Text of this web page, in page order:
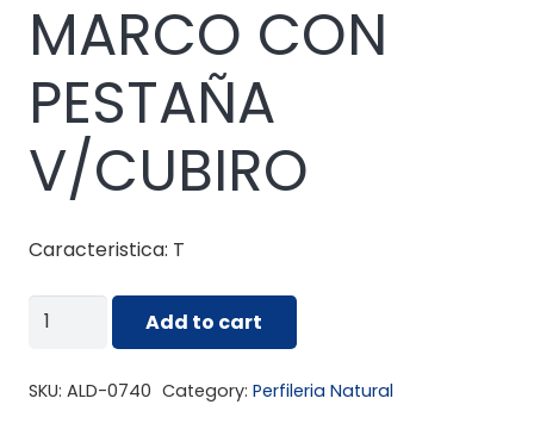
MARCO CON
PESTAÑA
V/CUBIRO
Caracteristica: T
ALD-
Add to cart
SKU: ALD-0740 Category: Perfileria Natural